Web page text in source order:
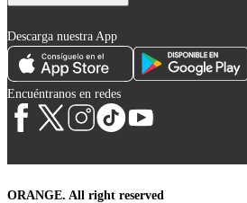
Descarga nuestra App
Encuéntranos en redes
ORANGE. All right reserved